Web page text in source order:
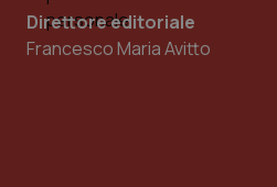
Direttore editoriale
Francesco Maria Avitto